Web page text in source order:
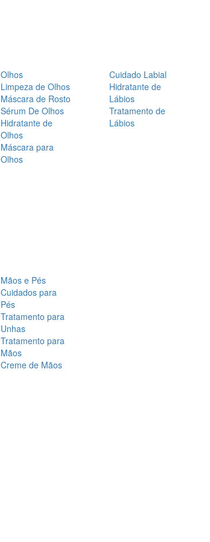
Olhos
Limpeza de Olhos
Máscara de Rosto
Sérum De Olhos
Hidratante de
Olhos
Máscara para
Olhos
Cuidado Labial
Hidratante de
Lábios
Tratamento de
Lábios
Mãos e Pés
Cuidados para
Pés
Tratamento para
Unhas
Tratamento para
Mãos
Creme de Mãos